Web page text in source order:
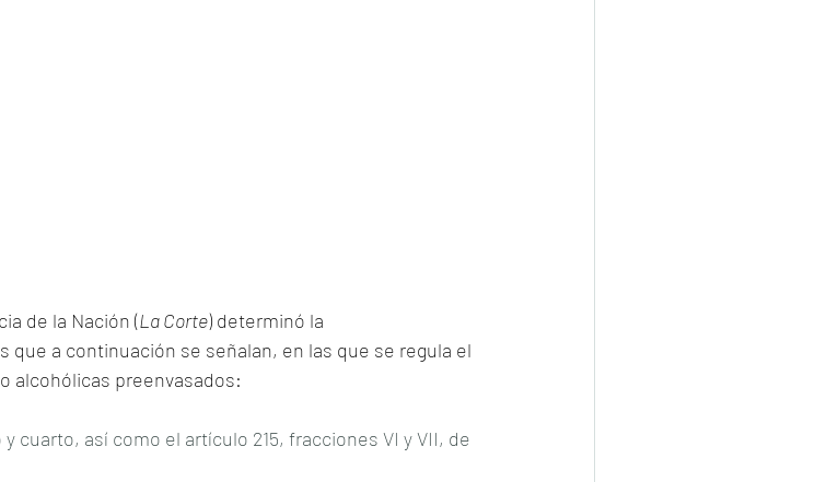
de la Nación (La Corte) determinó la
a continuación se señalan, en las que se regula el
alcohólicas preenvasados:
cuarto, así como el artículo 215, fracciones VI y VII, de